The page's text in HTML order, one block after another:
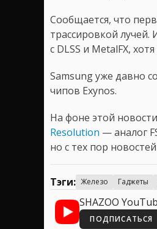
Сообщается, что
трассировкой
с DLSS и MetalFX,
Samsung уже давно
чипов Exynos.
На фоне этой
Resolution — аналог
но с тех пор
Тэги: Железо Гаджеты
SHAZOO
ПОДПИСАТЬСЯ